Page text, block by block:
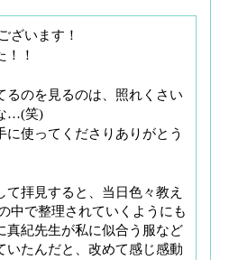
ざいます！
！！
るのを見るのは、照れくさい
…(笑)
に使ってくださりありがとう
て拝見すると、当日色々教え
中で整理されていくようにも
真紀先生が私に似合う服など
いたんだと、改めて感じ感動